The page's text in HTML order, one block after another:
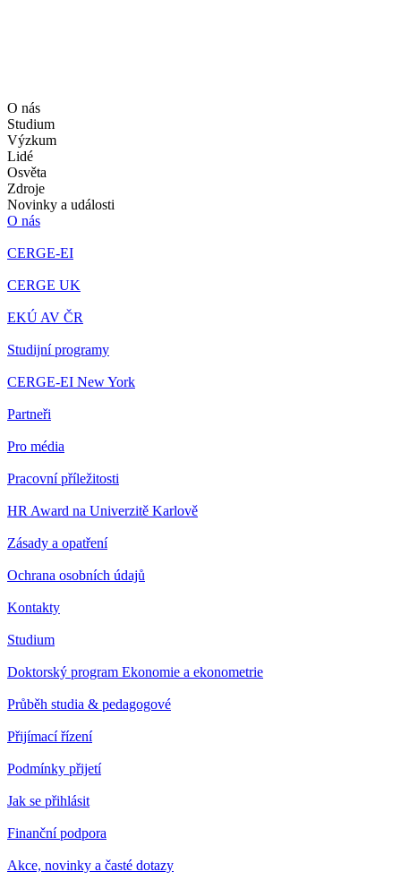
O nás
Studium
Výzkum
Lidé
Osvěta
Zdroje
Novinky a události
O nás
CERGE-EI
CERGE UK
EKÚ AV ČR
Studijní programy
CERGE-EI New York
Partneři
Pro média
Pracovní příležitosti
HR Award na Univerzitě Karlově
Zásady a opatření
Ochrana osobních údajů
Kontakty
Studium
Doktorský program Ekonomie a ekonometrie
Průběh studia & pedagogové
Přijímací řízení
Podmínky přijetí
Jak se přihlásit
Finanční podpora
Akce, novinky a časté dotazy